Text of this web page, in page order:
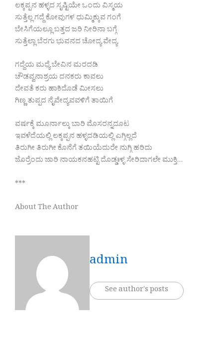
ಲಕ್ಕಪ್ಪನ ಹಳ್ಳದ ಸೃಷ್ಟಿಯೇ ಒಂದು ವಿಸ್ಮಯ
ಸುತ್ತೆಲ್ಲ ಗದ್ದೆ ಕೋವುಗಳ ಧುಮ್ಮಿಕ್ಕುವ ಗಂಗೆ
ಬೇಸಿಗೆಯಲ್ಲೂ ಬತ್ತದ ಜರಿ ನೀರಿನಾ ಬಗ್ಗೆ
ಸುತ್ತೆಲ್ಲಾ ಬೆರಗು ಭುವನದ ಚೋದ್ಯ ವೇದ್ಯ
ಗದ್ದೆಯ ಮಧ್ಯೆ ಬೇವಿನ ಮರದಡಿ
ಚೌಡವ್ವನಾಶ್ರಯ ದನಕರು ಕಾವಲು
ದೇವತೆ ಕರು ಹಾಕಿದೊಡೆ ಮೀಸಲು
ಗಿಣ್ಣ ತುಪ್ಪದ ನೈವೇದ್ಯವವಳಿಗೆ ತಾಯಿಗೆ
ವರ್ಷಕ್ಕೆ ಮೂರ್ನಾಲ್ಕು ಬಾರಿ ಮೊಸರನ್ನದೂಟ
ಇವಳೆದೆಯಲ್ಲಿ ಲಕ್ಕಪ್ಪನ ಹಳ್ಳದಡಿಯಲ್ಲಿ ಎಗ್ಗಿಲ್ಲದೆ
ತಿರುಗೀ ತಿರುಗೀ ಕೊನೆಗೆ ತಯಿಯೆದುರೇ ನುಗ್ಗಿ ಹರಿದು
ಜೊರ್ರೆಂದು ಜಾರಿ ನಾಯಕನಹಟ್ಟಿ ದೊಡ್ಡಃಳ್ಳ ಸೇರಿದಾಗಲೇ ಮುಕ್ತಿ…
***
About The Author
admin
See author's posts